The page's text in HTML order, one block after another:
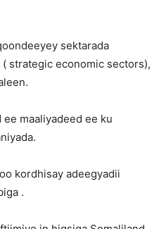
sektarada
strategic economic sectors),
ee maaliyadeed ee ku
kordhisay adeegyadii
.